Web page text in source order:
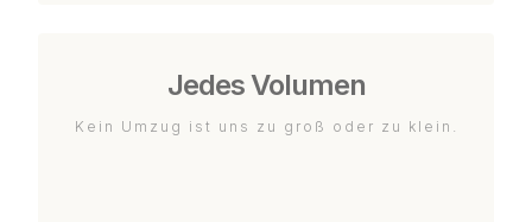
Jedes Volumen
Kein Umzug ist uns zu groß oder zu klein.